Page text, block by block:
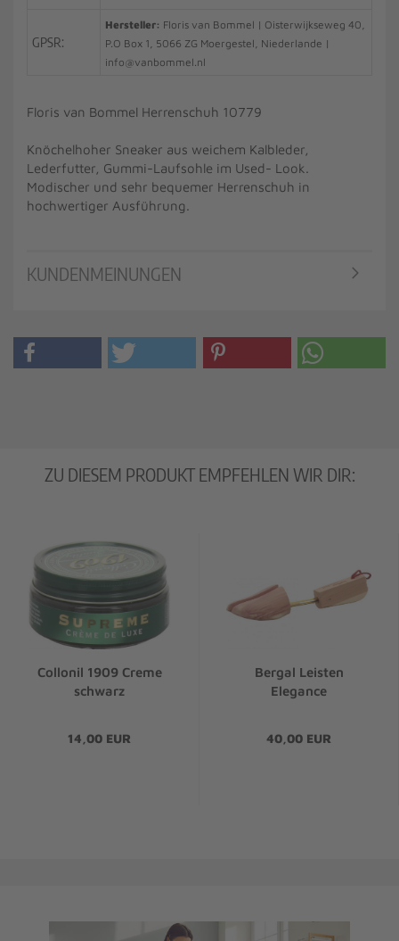
GPSR:
Hersteller: Floris van Bommel | Oisterwijkseweg 40,
P.O Box 1, 5066 ZG Moergestel, Niederlande |
info@vanbommel.nl
Floris van Bommel Herrenschuh 10779
Knöchelhoher Sneaker aus weichem Kalbleder,
Lederfutter, Gummi-Laufsohle im Used- Look.
Modischer und sehr bequemer Herrenschuh in
hochwertiger Ausführung.
KUNDENMEINUNGEN
ZU DIESEM PRODUKT EMPFEHLEN WIR DIR:
Collonil 1909 Creme
schwarz
14,00 EUR
Bergal Leisten
Elegance
40,00 EUR